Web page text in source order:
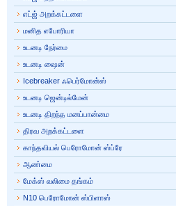
எட்ஜ் அறக்கட்டளை
மனித எபோரியா
உடனடி நேர்மை
உடனடி ஷைன்
Icebreaker ஃபெர்மோன்ஸ்
உடனடி ஜென்டில்மேன்
உடனடி திறந்த மனப்பான்மை
திரவ அறக்கட்டளை
காந்தவியல் பெரோமோன் ஸ்ப்ரே
ஆண்மை
மேக்ஸ் வலிமை தங்கம்
N10 பெரோமோன் ஸ்பிளாஸ்